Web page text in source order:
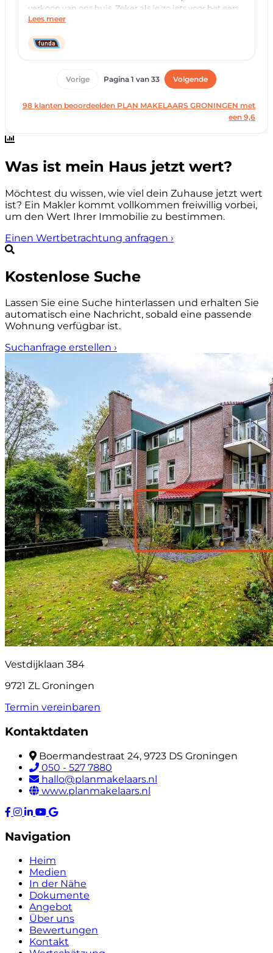
Was ist mein Haus jetzt wert?
Möchtest du wissen, wie viel dein Zuhause jetzt wert
ist? Ein Makler kommt vollkommen freiwillig vorbei,
um den Wert Ihrer Immobilie zu bestimmen.
Einen Wertbetrachtung anfragen ›
Kostenlose Suche
Lassen Sie eine Suche hinterlassen und erhalten Sie
automatisch eine Nachricht, sobald eine passende
Wohnung verfügbar ist.
Suchanfrage erstellen ›
Vestdijklaan 384
9721 ZL Groningen
Termin vereinbaren
Kontaktdaten
Boermandestraat 24, 9723 DS Groningen
050 - 527 7880
hallo@planmakelaars.nl
www.planmakelaars.nl
Navigation
Heim
Medien
In der Nähe
Dokumente
Angebot
Über uns
Bewertungen
Kontakt